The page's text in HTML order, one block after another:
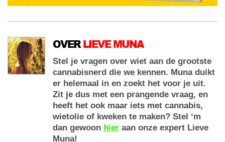
OVERLIEVE MUNA
Stel je vragen over wiet aan de grootste
cannabisnerd die we kennen. Muna duikt
er helemaal in en zoekt het voor je uit.
Zit je dus met een prangende vraag, en
heeft het ook maar iets met cannabis,
wietolie of kweken te maken? Stel ‘m
dan gewoon hier aan onze expert Lieve
Muna!